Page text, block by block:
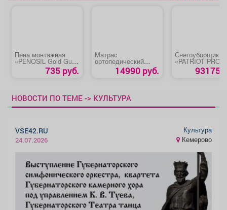
Пена монтажная
«PENOSIL Gold Gun
65 ПРОФ» зима
735 руб.
Матрас
ортопедический
«Эко Дуэт»14990 руб.
Снегоуборщик
«PATRIOT PRO
93175
НОВОСТИ ПО ТЕМЕ -> КУЛЬТУРА
VSE42.RU
24.07.2026
Культура
Кемерово